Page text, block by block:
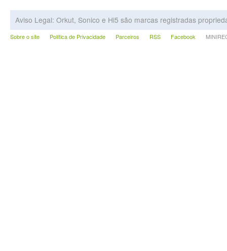
Aviso Legal: Orkut, Sonico e Hi5 são marcas registradas
Sobre o site Política de Privacidade Parceiros RSS Facebook